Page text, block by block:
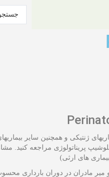
ژنتیکی و همچنین سایر
پریناتولوژی مراجعه کنید.
های ارثی)
مادران در دوران بارداری